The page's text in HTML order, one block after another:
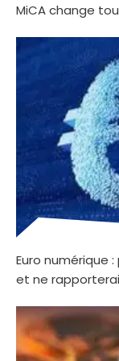
MiCA change
Euro numérique
et ne